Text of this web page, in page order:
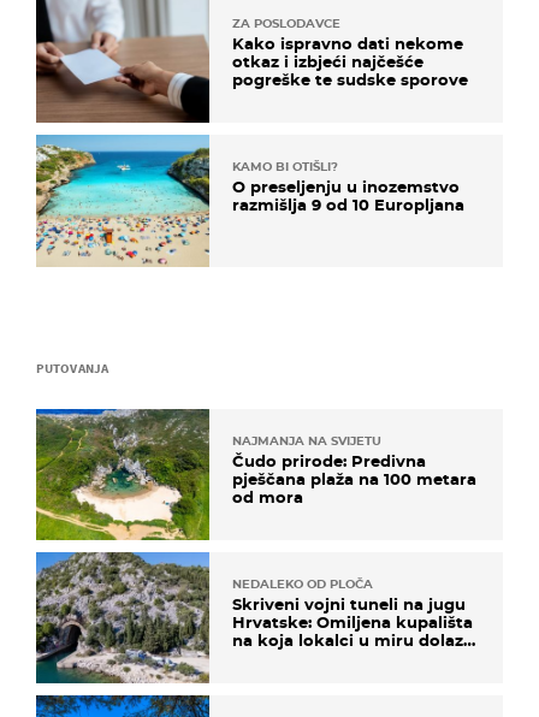
PUTOVANJA
NAJMANJA NA SVIJETU
Čudo prirode: Predivna
pješčana plaža na 100 metara
od mora
NEDALEKO OD PLOČA
Skriveni vojni tuneli na jugu
Hrvatske: Omiljena kupališta
na koja lokalci u miru dolaze
ZA POSLODAVCE
Kako ispravno dati nekome
otkaz i izbjeći najčešće
pogreške te sudske sporove
KAMO BI OTIŠLI?
O preseljenju u inozemstvo
razmišlja 9 od 10 Europljana